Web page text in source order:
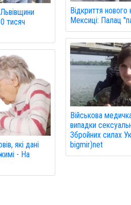
тисяч
які дані
- На
Відкриття
Мексиці: Палац
Військова
випадки
Збройних силах
bigmir)net